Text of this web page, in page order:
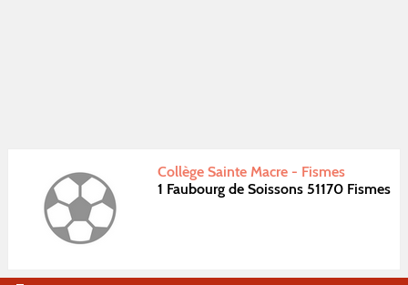
Collège Sainte Macre - Fismes
1 Faubourg de Soissons 51170 Fismes